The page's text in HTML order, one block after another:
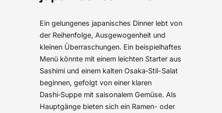
Ein gelungenes japanisches Dinner lebt von
der Reihenfolge, Ausgewogenheit und
kleinen Überraschungen. Ein beispielhaftes
Menü könnte mit einem leichten Starter aus
Sashimi und einem kalten Osaka‑Stil-Salat
beginnen, gefolgt von einer klaren
Dashi‑Suppe mit saisonalem Gemüse. Als
Hauptgänge bieten sich ein Ramen- oder